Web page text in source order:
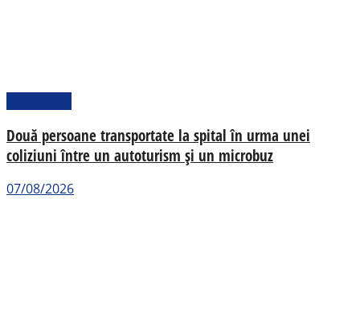
Două persoane transportate la spital în urma unei
coliziuni între un autoturism și un microbuz
07/08/2026